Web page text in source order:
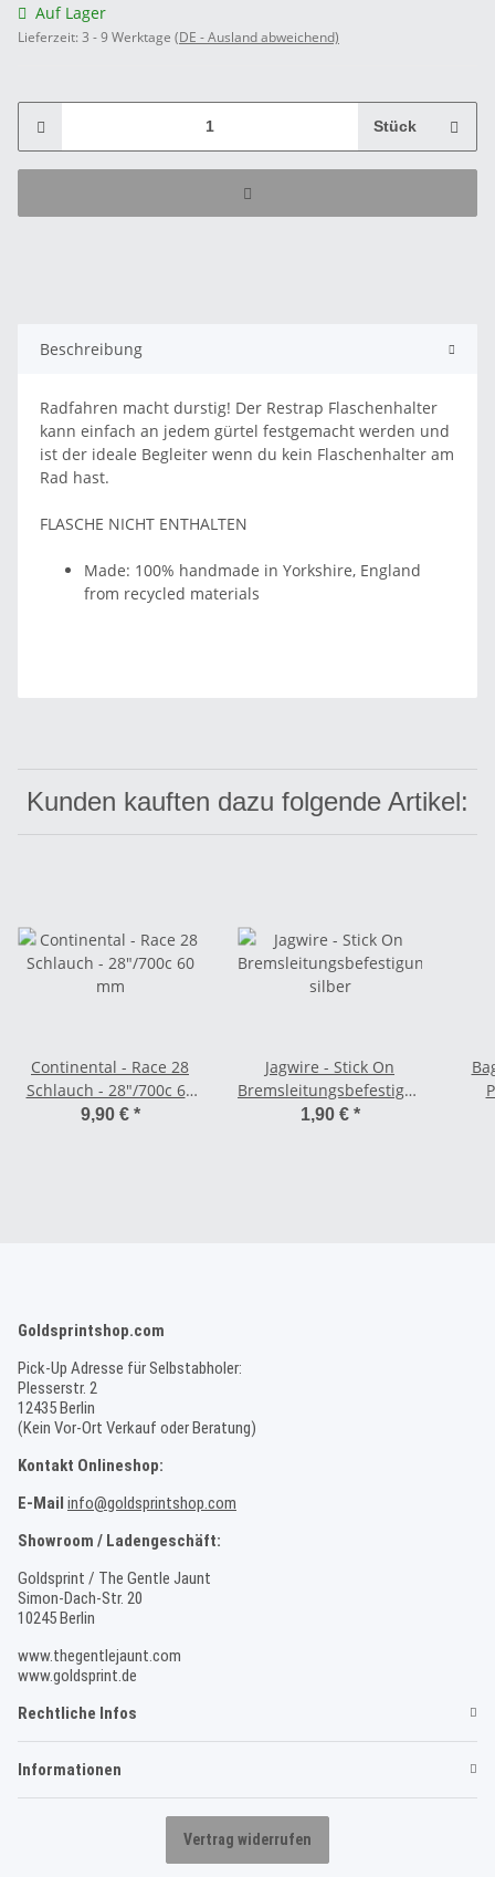
Auf Lager
Lieferzeit: 3 - 9 Werktage (DE - Ausland abweichend)
Stück
Beschreibung
Radfahren macht durstig! Der Restrap Flaschenhalter
kann einfach an jedem gürtel festgemacht werden und
ist der ideale Begleiter wenn du kein Flaschenhalter am
Rad hast.
FLASCHE NICHT ENTHALTEN
Made: 100% handmade in Yorkshire, England
from recycled materials
Kunden kauften dazu folgende Artikel:
Continental - Race 28
Schlauch - 28"/700c 60
mm
9,90 € *
Jagwire - Stick On
Bremsleitungsbefestigung
silber
1,90 € *
Goldsprintshop.com
Pick-Up Adresse für Selbstabholer:
Plesserstr. 2
12435 Berlin
(Kein Vor-Ort Verkauf oder Beratung)
Kontakt Onlineshop:
E-Mail info@goldsprintshop.com
Showroom / Ladengeschäft:
Goldsprint / The Gentle Jaunt
Simon-Dach-Str. 20
10245 Berlin
www.thegentlejaunt.com
www.goldsprint.de
Rechtliche Infos
Informationen
Vertrag widerrufen